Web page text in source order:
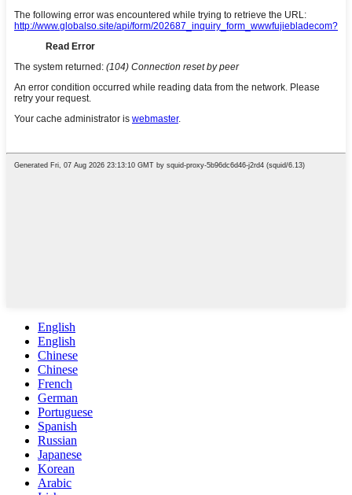
English
English
Chinese
Chinese
French
German
Portuguese
Spanish
Russian
Japanese
Korean
Arabic